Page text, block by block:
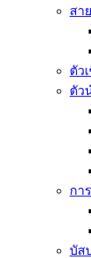
สา
ตัว
ตัว
กา
บัส